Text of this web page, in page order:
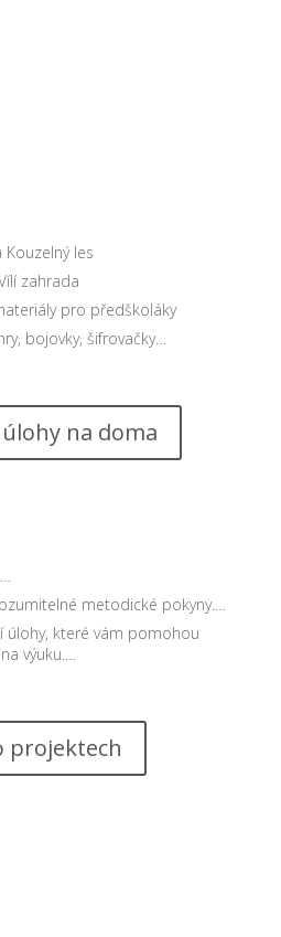
Kouzelný les
zahrada
pro předškoláky
bojovky, šifrovačky…
na doma
metodické pokyny.…
úlohy, které vám pomohou
výuku.…
projektech